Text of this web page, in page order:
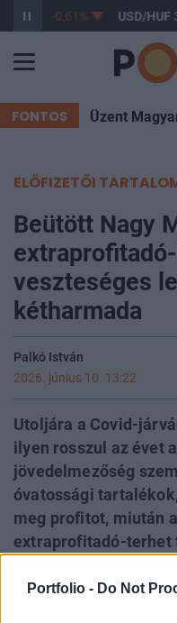
Portfolio - Do Not
363,17 -0,61% USD/HUF
FONTOS
ELŐFIZETŐI
Beütött Nagy
veszteséges
kétharmada
Palkó István
2026. június 10. 13:22
Utoljára a Covid-
ilyen rosszul az évet
jövedelmezőség
óvatossági
meg profitot, miután
extraprofitadó-terhet
negyedévben elért